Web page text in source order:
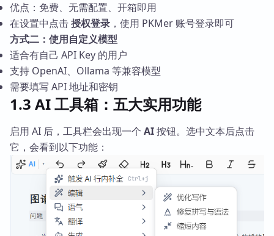
优点：免费、无需配置、开箱即用
在设置中点击授权登录 ，使用 PKMer 账号登录即可
方式二：使用自定义模型
适合有自己 API Key 的用户
支持 OpenAI、Ollama 等兼容模型
需要填写 API 地址和密钥
1.3 AI 工具箱：五大实用功能
启用 AI 后，工具栏会出现一个 AI按钮。选中文本后点击
它，会看到以下功能：